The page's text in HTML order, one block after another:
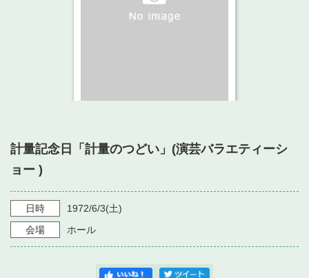
・ フロアマップ
・ よくある質問
・ 空き状況
・ 利用料金
・ 音楽堂のご案内
・ フロアマップ
・ 芸術参与
神奈川県立音楽堂
SNS
計量記念日「計量のつどい」(演芸バラエティーシ
ョー )
日時 1972/6/3(土)
会場
ホール